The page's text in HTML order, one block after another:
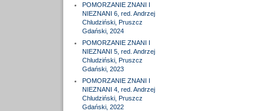
POMORZANIE ZNANI I
NIEZNANI 6, red. Andrzej
Chludziński, Pruszcz
Gdański, 2024
POMORZANIE ZNANI I
NIEZNANI 5, red. Andrzej
Chludziński, Pruszcz
Gdański, 2023
POMORZANIE ZNANI I
NIEZNANI 4, red. Andrzej
Chludziński, Pruszcz
Gdański, 2022